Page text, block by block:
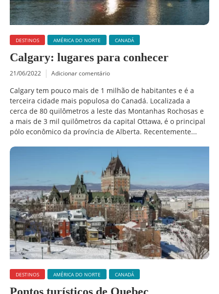
DESTINOS AMÉRICA DO NORTE CANADÁ
Calgary: lugares para conhecer
21/06/2022 Adicionar comentário
Calgary tem pouco mais de 1 milhão de habitantes e é a
terceira cidade mais populosa do Canadá. Localizada a
cerca de 80 quilômetros a leste das Montanhas Rochosas e
a mais de 3 mil quilômetros da capital Ottawa, é o principal
pólo econômico da província de Alberta. Recentemente...
DESTINOS AMÉRICA DO NORTE CANADÁ
Pontos turísticos de Quebec